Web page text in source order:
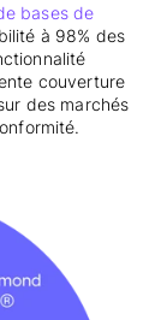
bases de
à 98% des
couverture
des marchés